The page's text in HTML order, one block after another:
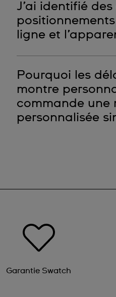
concept de Swatch X
une nouvelle montre.
garantie.
J’ai identifié
ligne et
couleurs et de design
Nous estimons que ces
Cependant, si vous
couleurs floues, des
Pourquoi les
montre
commande une
personnalisée
Garantie Swatch